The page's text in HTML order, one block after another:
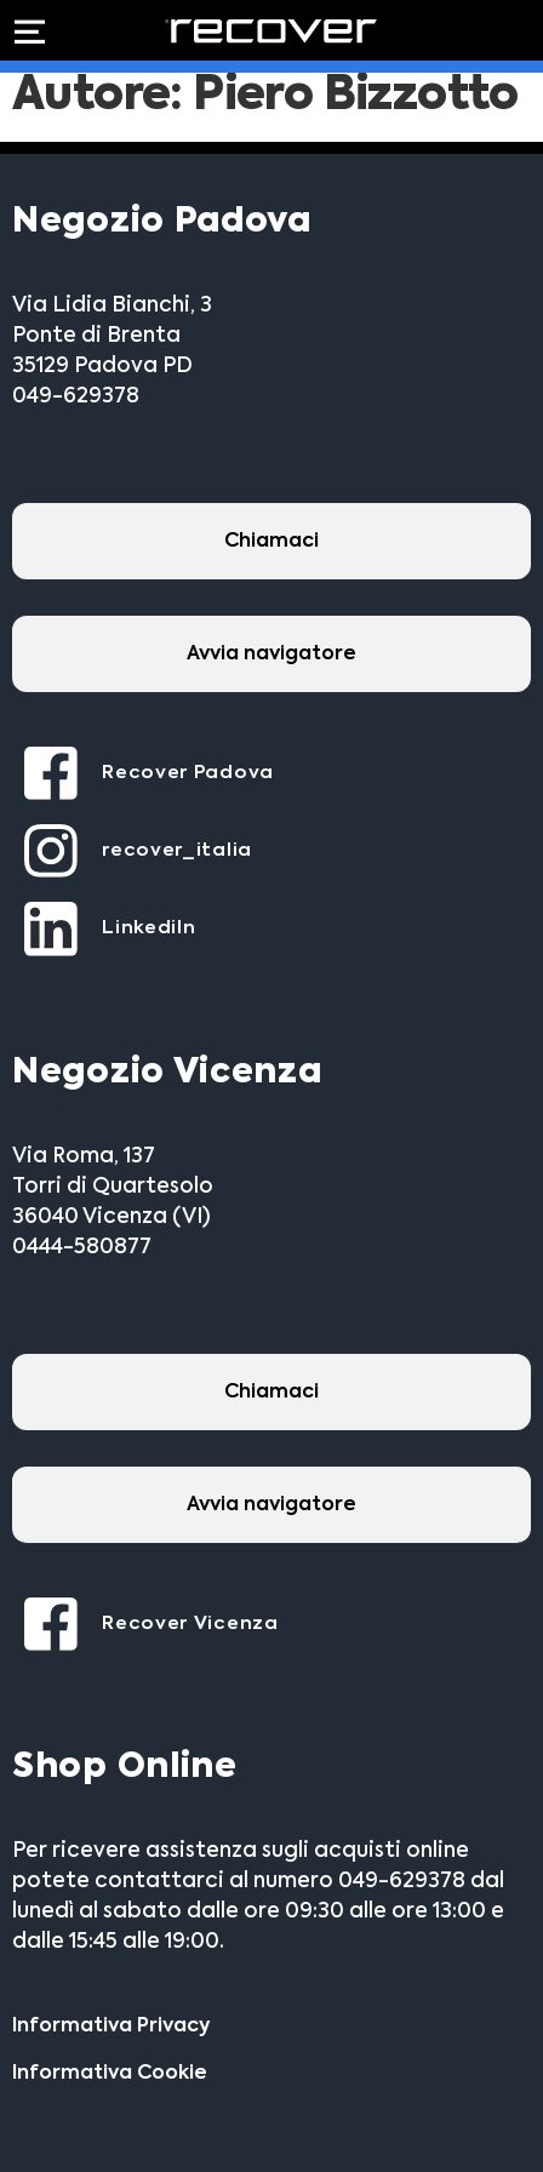
PADOVA
VICENZA
PREVENTIVO
online
RIPARAZIONE
IPHONE
Riparazione
Sostituzione
Autore: Piero Bizzotto
Negozio Padova
Via Lidia Bianchi, 3
Ponte di Brenta
35129 Padova PD
049-629378
Chiamaci
Avvia navigatore
Recover Padova
recover_italia
LinkediIn
Negozio Vicenza
Via Roma, 137
Torri di Quartesolo
36040 Vicenza (VI)
0444-580877
Chiamaci
Avvia navigatore
Recover Vicenza
Shop Online
Per ricevere assistenza sugli acquisti online
potete contattarci al numero 049-629378 dal
lunedì al sabato dalle ore 09:30 alle ore 13:00 e
dalle 15:45 alle 19:00.
Informativa Privacy
Informativa Cookie